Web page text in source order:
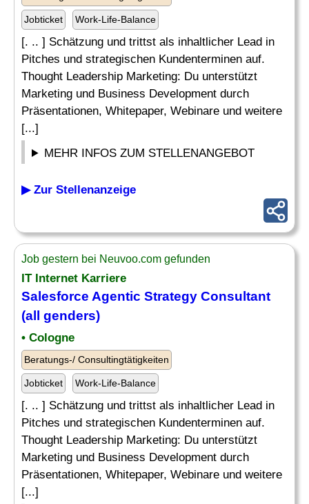
Jobticket Work-Life-Balance
[. .. ] Schätzung und trittst als inhaltlicher Lead in
Pitches und strategischen Kundenterminen auf.
Thought Leadership Marketing: Du unterstützt
Marketing und Business Development durch
Präsentationen, Whitepaper, Webinare und weitere
[...]
MEHR INFOS ZUM STELLENANGEBOT
▶ Zur Stellenanzeige
Job gestern bei Neuvoo.com gefunden
IT Internet Karriere
Salesforce Agentic Strategy Consultant
(all genders)
• Cologne
Beratungs-/ Consultingtätigkeiten
Jobticket Work-Life-Balance
[. .. ] Schätzung und trittst als inhaltlicher Lead in
Pitches und strategischen Kundenterminen auf.
Thought Leadership Marketing: Du unterstützt
Marketing und Business Development durch
Präsentationen, Whitepaper, Webinare und weitere
[...]